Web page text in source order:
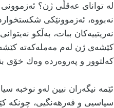
لە توانای عەقڵی ژن؟
نەبووە، ئەزموونێكی
نەریتییەكان ببات، بەڵكو
كێشەی ژن لەم مەملەكەتە
كەلتوور و پەروەردە وەك خۆی
ئێمە نیگەران نیین لەو نوخبە
سیاسیی و فەرهەنگیی، چونكە